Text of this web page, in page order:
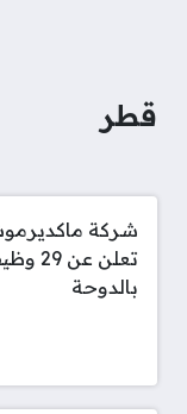
قطر
شركة
تعلن
بالدوحة